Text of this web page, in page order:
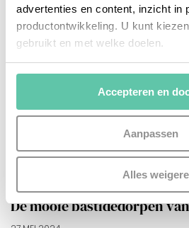
advertenties en content, inzicht in
productontwikkeling. U kunt
gebruikt en met welke doelen.
Als u het toestaat, willen we ook
Informatie verzamelen
locatie, die tot een paar
Uw apparaat identificeren
scannen op specifieke
verwerkt en stel uw voorkeuren in
U kunt uw toestemming op elk
intrekken in de Cookieverklaring.
Accepteren en
Aanpassen
Alles
De mooie bastidedorpen